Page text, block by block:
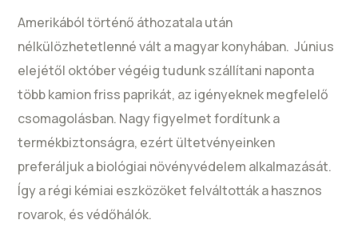
Amerikából történő áthozatala után
nélkülözhetetlenné vált a magyar konyhában. Június
elejétől október végéig tudunk szállítani naponta
több kamion friss paprikát, az igényeknek megfelelő
csomagolásban. Nagy figyelmet fordítunk a
termékbiztonságra, ezért ültetvényeinken
preferáljuk a biológiai növényvédelem alkalmazását.
Így a régi kémiai eszközöket felváltották a hasznos
rovarok, és védőhálók.